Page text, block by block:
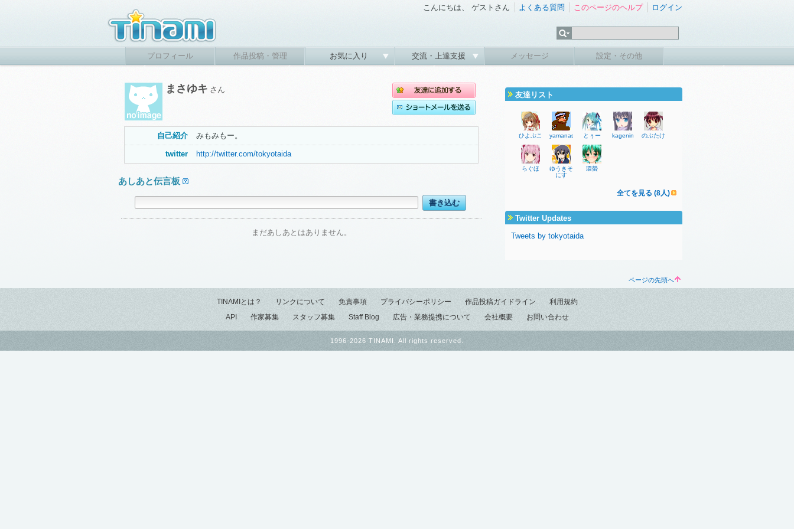
こんにちは、 ゲストさん よくある質問 このページのヘルプ ログイン
プロフィール 作品投稿・管理 お気に入り 交流・上達支援 メッセージ 設定・その他
まさゆキ さん
自己紹介 みもみもー。
twitter http://twitter.com/tokyotaida
あしあと伝言板
まだあしあとはありません。
友達リスト
ひよぷこ yamanashireiとぅー kagenin のぶたけ
らぐほ
ゆうきそ
にす
環螢
全てを見る (8人)
Twitter Updates
Tweets by tokyotaida
ページの先頭へ
TINAMIとは？ リンクについて 免責事項 プライバシーポリシー 作品投稿ガイドライン
利用規約
API
作家募集 スタッフ募集 Staff Blog 広告・業務提携について 会社概要 お問い合わせ
1996-2026 TINAMI. All rights reserved.